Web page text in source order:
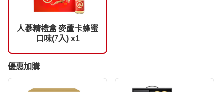
人蔘精禮盒 麥蘆卡蜂蜜
口味(7入) x1
優惠加購